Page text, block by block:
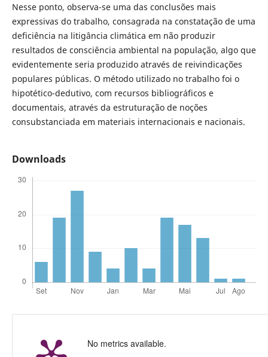
Nesse ponto, observa-se uma das conclusões mais
expressivas do trabalho, consagrada na constatação de uma
deficiência na litigância climática em não produzir
resultados de consciência ambiental na população, algo que
evidentemente seria produzido através de reivindicações
populares públicas. O método utilizado no trabalho foi o
hipotético-dedutivo, com recursos bibliográficos e
documentais, através da estruturação de noções
consubstanciada em materiais internacionais e nacionais.
Downloads
No metrics available.